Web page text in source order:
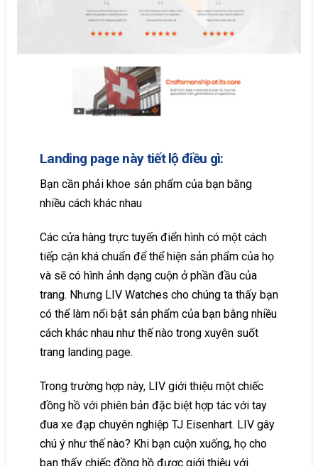
Landing page này tiết lộ điều gì:
Bạn cần phải khoe sản phẩm của bạn bằng
nhiều cách khác nhau
Các cửa hàng trực tuyến điển hình có một cách
tiếp cận khá chuẩn để thể hiện sản phẩm của họ
và sẽ có hình ảnh dạng cuộn ở phần đầu của
trang. Nhưng LIV Watches cho chúng ta thấy bạn
có thể làm nổi bật sản phẩm của bạn bằng nhiều
cách khác nhau như thế nào trong xuyên suốt
trang landing page.
Trong trường hợp này, LIV giới thiệu một chiếc
đồng hồ với phiên bản đặc biệt hợp tác với tay
đua xe đạp chuyên nghiệp TJ Eisenhart. LIV gây
chú ý như thế nào? Khi bạn cuộn xuống, họ cho
bạn thấy chiếc đồng hồ được giới thiệu với